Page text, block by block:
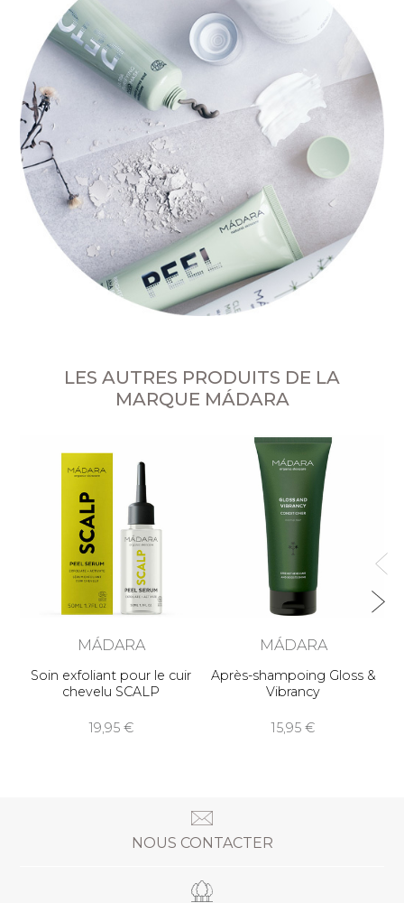
LES AUTRES PRODUITS DE LA
MARQUE MÁDARA
MÁDARA
Soin exfoliant pour le cuir
chevelu SCALP
19,95
MÁDARA
Après-shampoing Gloss &
Vibrancy
15,95
NOUS CONTACTER